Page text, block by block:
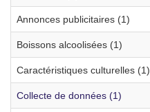
Annonces publicitaires (1)
Boissons alcoolisées (1)
Caractéristiques culturelles (1)
Collecte de données (1)